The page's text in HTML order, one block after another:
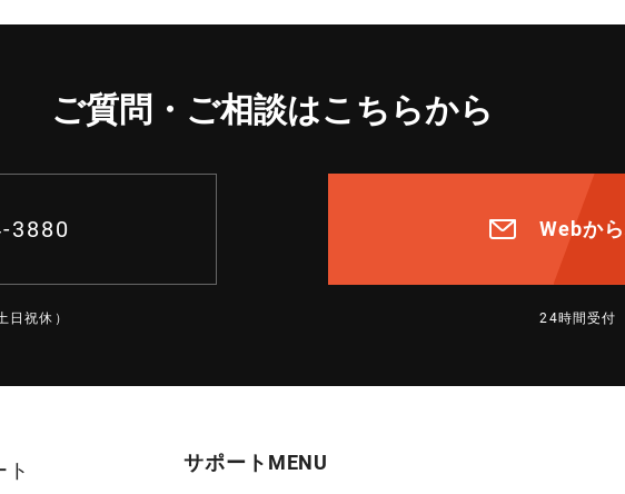
ご質問・ご相談はこちらから
3880
祝休）
Webか
24時間受付
サポートMENU